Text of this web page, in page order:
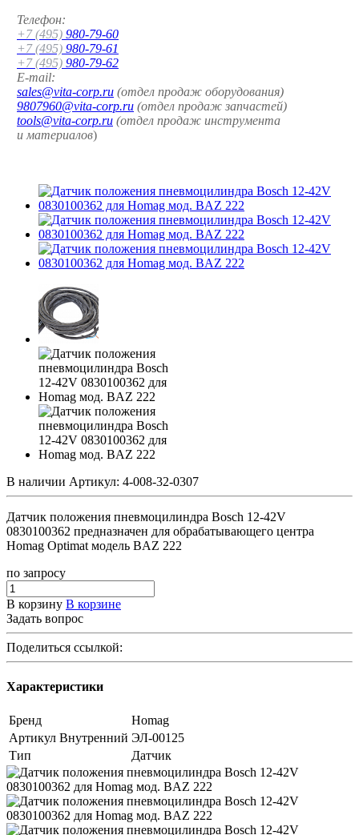
Телефон:
+7 (495) 980-79-60
+7 (495) 980-79-61
+7 (495) 980-79-62
E-mail:
sales@vita-corp.ru (отдел продаж оборудования)
9807960@vita-corp.ru (отдел продаж запчастей)
tools@vita-corp.ru (отдел продаж инструмента
и материалов)
В наличии Артикул: 4-008-32-0307
Датчик положения пневмоцилиндра Bosch 12-42V
0830100362 предназначен для обрабатывающего центра
Homag Optimat модель BAZ 222
по запросу
В корзину В корзине
Задать вопрос
Поделиться ссылкой:
Характеристики
Бренд
Homag
Артикул Внутренний ЭЛ-00125
Тип
Датчик